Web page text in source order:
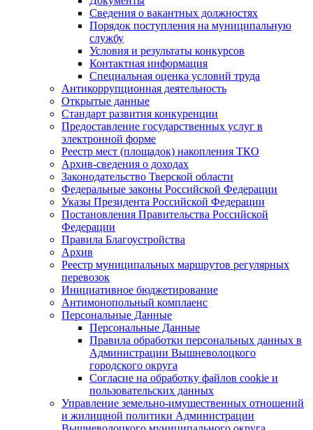
Сведения о вакантных должностях
Порядок поступления на муниципальную
службу
Условия и результаты конкурсов
Контактная информация
Специальная оценка условий труда
Антикоррупционная деятельность
Открытые данные
Стандарт развития конкуренции
Предоставление государственных услуг в
электронной форме
Реестр мест (площадок) накопления ТКО
Архив-сведения о доходах
Законодательство Тверской области
Федеральные законы Российской Федерации
Указы Президента Российской Федерации
Постановления Правительства Российской
Федерации
Правила Благоустройства
Архив
Реестр муниципальных маршрутов регулярных
перевозок
Инициативное бюджетирование
Антимонопольный комплаенс
Персональные Данные
Персональные Данные
Правила обработки персональных данных в
Администрации Вышневолоцкого
городского округа
Согласие на обработку файлов cookie и
пользовательских данных
Управление земельно-имущественных отношений
и жилищной политики Администрации